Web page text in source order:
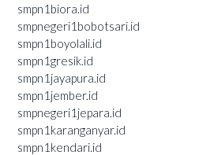
smpn1biora.id
smpnegeri1bobotsari.id
smpn1boyolali.id
smpn1gresik.id
smpn1jayapura.id
smpn1jember.id
smpnegeri1jepara.id
smpn1karanganyar.id
smpn1kendari.id